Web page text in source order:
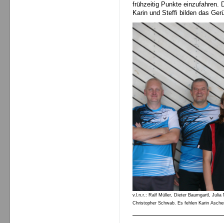
frühzeitig Punkte einzufahren.
Karin und Steffi bilden das
v.l.n.r.: Ralf Müller, Dieter Baumgartl, Julia
Christopher Schwab. Es fehlen Karin